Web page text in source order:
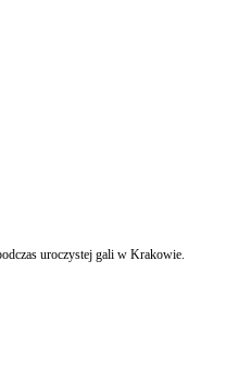
uroczystej gali w Krakowie.